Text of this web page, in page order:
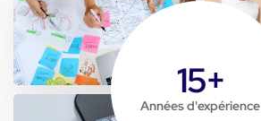
Années d'expérience
15+